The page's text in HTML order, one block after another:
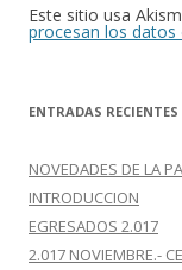
Este sitio usa
procesan los
ENTRADAS RECIENTES
NOVEDADES DE LA
INTRODUCCION
EGRESADOS 2.017
2.017 NOVIEMBRE.-